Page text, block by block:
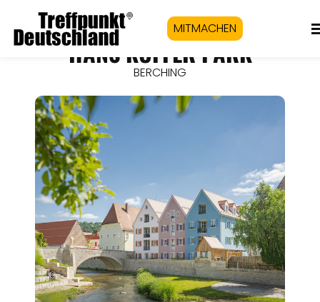
MITMACHEN
HANS KUFFER PARK
BERCHING